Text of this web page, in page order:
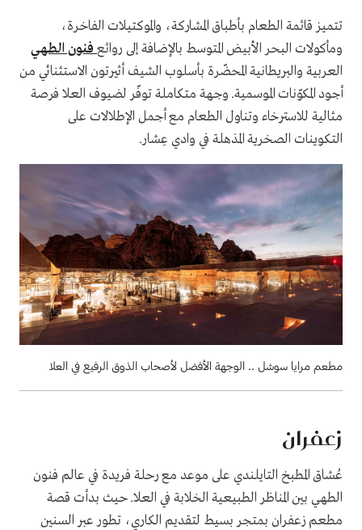
تتميز قائمة الطعام بأطباق المشاركة، والموكتيلات الفاخرة،
ومأكولات البحر الأبيض المتوسط بالإضافة إلى روائعفنون الطهي
العربية والبريطانية المحضّرة بأسلوب الشيف أثيرتون الاستثنائي من
أجود المكوّنات الموسمية. وجهة متكاملة توفّر لضيوف العلا فرصة
مثالية للاسترخاء وتناول الطعام مع أجمل الإطلالات على
التكوينات الصخرية المذهلة في وادي عِشار.
مطعم مرايا سوشل .. الوجهة الأفضل لأصحاب الذوق الرفيع في العلا
زعفران
عُشاق المطبخ التايلندي على موعد مع رحلة فريدة في عالم فنون
الطهي بين المناظر الطبيعية الخلابة في العلا. حيث بدأت قصة
مطعم زعفران بمتجر بسيط لتقديم الكاري، تطور عبر السنين